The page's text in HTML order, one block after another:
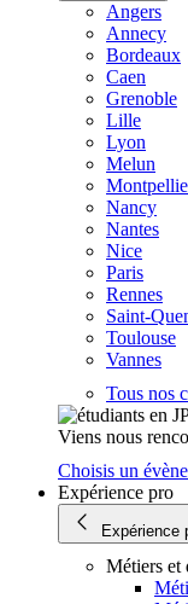
Angers
Annecy
Bordeaux
Caen
Grenoble
Lille
Lyon
Melun
Nancy
Nantes
Nice
Paris
Rennes
Saint-
Toulouse
Vannes
Tous nos
Viens nous
Choisis un
Expérience pro
Expérience
Métiers et